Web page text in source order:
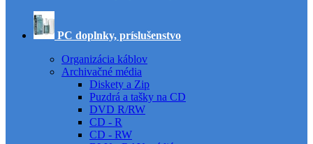
PC doplnky, príslušenstvo
Organizácia káblov
Archivačné média
Diskety a Zip
Puzdrá a tašky na CD
DVD R/RW
CD - R
CD - RW